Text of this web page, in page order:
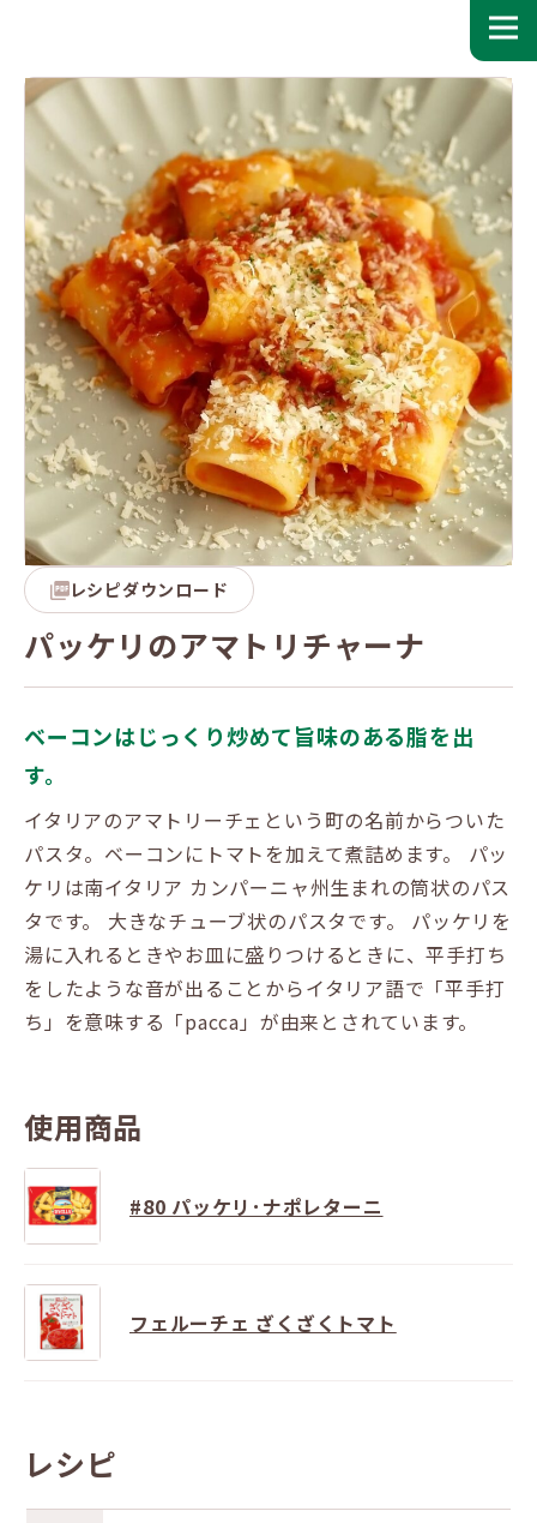
レシピダウンロード
パッケリのアマトリチャーナ
ベーコンはじっくり炒めて旨味のある脂を出
す。
イタリアのアマトリーチェという町の名前からついた
パスタ。ベーコンにトマトを加えて煮詰めます。 パッ
ケリは南イタリア カンパーニャ州生まれの筒状のパス
タです。 大きなチューブ状のパスタです。 パッケリを
湯に入れるときやお皿に盛りつけるときに、平手打ち
をしたような音が出ることからイタリア語で「平手打
ち」を意味する「pacca」が由来とされています。
使用商品
#80 パッケリ･ナポレターニ
フェルーチェ ざくざくトマト
レシピ